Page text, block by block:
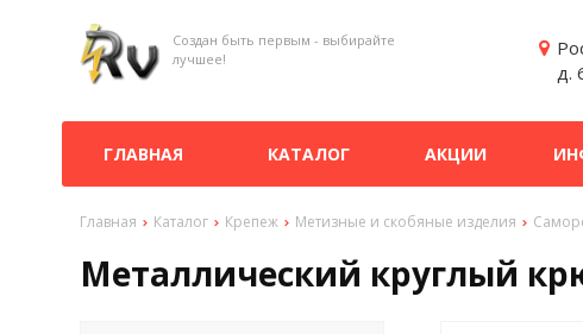
Создан быть первым - выбирайте
лучшее!
д.
ГЛАВНАЯ КАТАЛОГ АКЦИИ
Главная Каталог Крепеж Метизные и скобяные изделия
Металлический круглый